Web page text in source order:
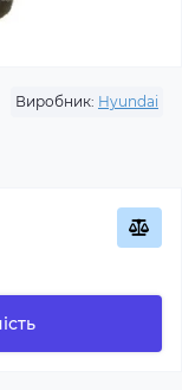
Виробник: Hyundai